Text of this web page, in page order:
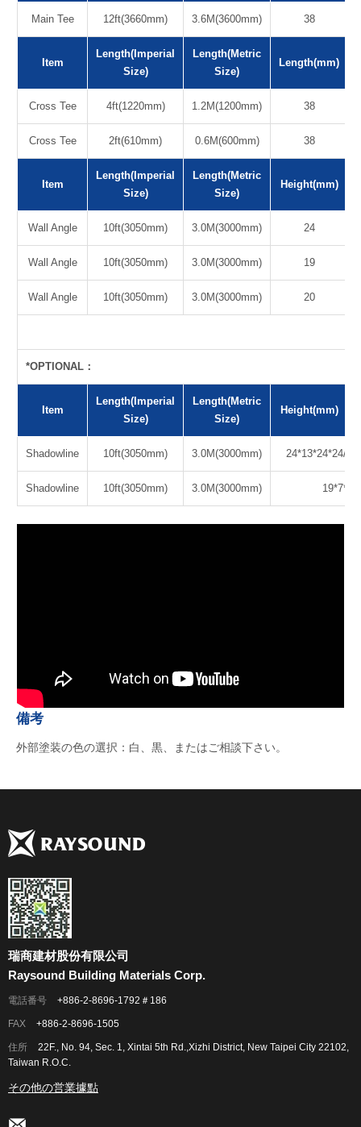
Main Tee 12ft(3660mm) 3.6M(3600mm) 38
Item
Length(Imperial
Size)
Length(Metric
Size)
Length(mm)
Cross Tee 4ft(1220mm) 1.2M(1200mm) 38
Cross Tee 2ft(610mm) 0.6M(600mm) 38
Item
Length(Imperial
Size)
Length(Metric
Size)
Height(mm)
Wall Angle 10ft(3050mm) 3.0M(3000mm) 24
Wall Angle 10ft(3050mm) 3.0M(3000mm) 19
Wall Angle 10ft(3050mm) 3.0M(3000mm) 20
*OPTIONAL：
Item
Length(Imperial
Size)
Length(Metric
Size)
Height(mm)
Shadowline 10ft(3050mm) 3.0M(3000mm) 24*13*24*24/
Shadowline 10ft(3050mm) 3.0M(3000mm)
備考
外部塗装の色の選択：白、黒、またはご相談下さい。
瑞商建材股份有限公司
Raysound Building Materials Corp.
電話番号 +886-2-8696-1792＃186
FAX +886-2-8696-1505
住所
22F., No. 94, Sec. 1, Xintai 5th Rd.,Xizhi District, New Taipei City 22102,
Taiwan R.O.C.
その他の営業據點